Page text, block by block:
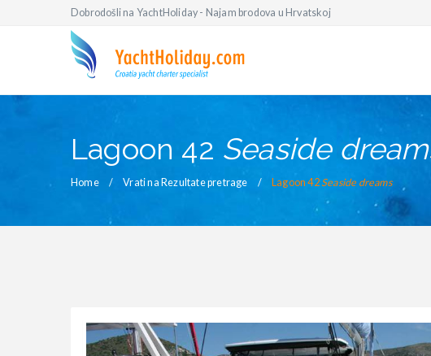
Dobrodošli na YachtHoliday - Najam brodova u Hrvatskoj
Lagoon 42 Seaside
Home Vrati na Rezultate pretrage Lagoon 42Seaside dreams